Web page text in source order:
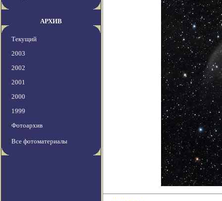
АРХИВ
Текущий
2003
2002
2001
2000
1999
Фотоархив
Все фотоматериалы